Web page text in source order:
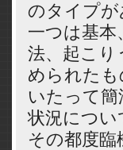
のタイプが
一つは基本
法、起こり
められたも
いたって
状況につい
その都度